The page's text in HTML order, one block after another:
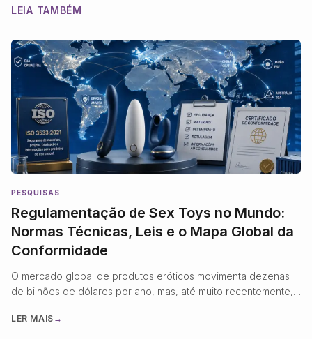
LEIA TAMBÉM
PESQUISAS
Regulamentação de Sex Toys no Mundo:
Normas Técnicas, Leis e o Mapa Global da
Conformidade
O mercado global de produtos eróticos movimenta dezenas
de bilhões de dólares por ano, mas, até muito recentemente,
técnica que rege outros bens de consumo. Um vibrador com
LER MAIS →